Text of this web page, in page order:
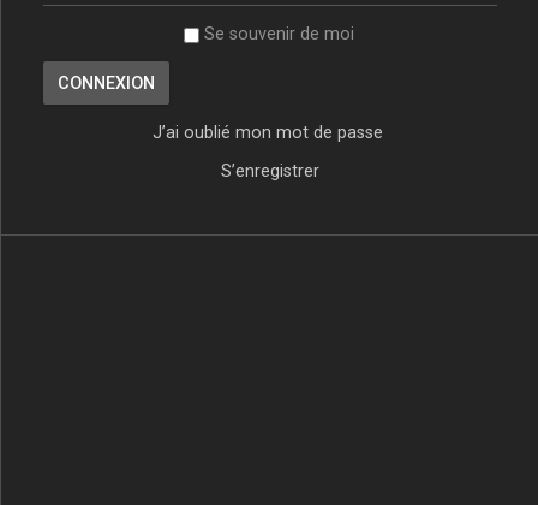
Se souvenir de moi
J’ai oublié mon mot de passe
S’enregistrer